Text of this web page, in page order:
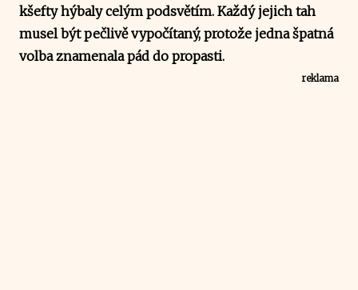
kšefty hýbaly celým podsvětím. Každý jejich tah
musel být pečlivě vypočítaný, protože jedna špatná
volba znamenala pád do propasti.
reklama